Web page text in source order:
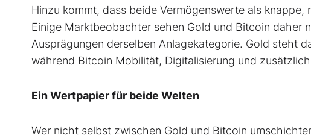
Hinzu kommt, dass beide Vermögenswerte als
Einige Marktbeobachter sehen Gold und Bitcoin daher
Ausprägungen derselben Anlagekategorie. Gold steht
während Bitcoin Mobilität, Digitalisierung und
Ein Wertpapier für beide Welten
Wer nicht selbst zwischen Gold und Bitcoin